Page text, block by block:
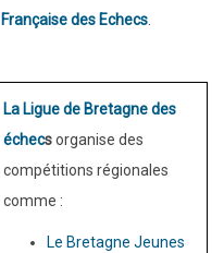
Française des Echecs
La Ligue de Bretagne des
échecsorganise des
compétitions régionales
comme :
Le Bretagne Jeunes